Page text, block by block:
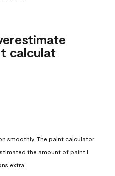
calculat
smoothly. The paint calculator
the amount of paint I
extra.